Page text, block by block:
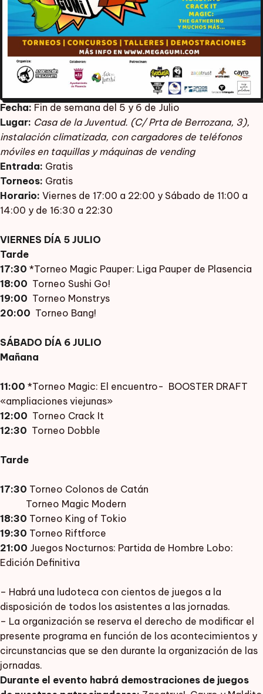
Fecha: Fin de semana del 5 y 6 de Julio
Lugar: Casa de la Juventud. (C/ Prta de Berrozana, 3),
instalación climatizada, con cargadores de teléfonos
móviles en taquillas y máquinas de vending
Entrada: Gratis
Torneos: Gratis
Horario: Viernes de 17:00 a 22:00 y Sábado de 11:00 a
14:00 y de 16:30 a 22:30
VIERNES DÍA 5 JULIO
Tarde
17:30 *Torneo Magic Pauper: Liga Pauper de Plasencia
18:00 Torneo Sushi Go!
19:00 Torneo Monstrys
20:00 Torneo Bang!
SÁBADO DÍA 6 JULIO
Mañana
11:00 *Torneo Magic: El encuentro- BOOSTER DRAFT
«ampliaciones viejunas»
12:00 Torneo Crack It
12:30 Torneo Dobble
Tarde
17:30 Torneo Colonos de Catán
Torneo Magic Modern
18:30 Torneo King of Tokio
19:30 Torneo Riftforce
21:00 Juegos Nocturnos: Partida de Hombre Lobo:
Edición Definitiva
– Habrá una ludoteca con cientos de juegos a la
disposición de todos los asistentes a las jornadas.
– La organización se reserva el derecho de modificar el
presente programa en función de los acontecimientos y
circunstancias que se den durante la organización de las
jornadas.
Durante el evento habrá demostraciones de juegos